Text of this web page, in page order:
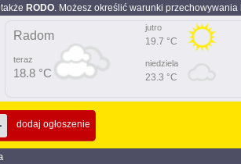
RODO. Możesz określić warunki
Radom
teraz
18.8 °C
jutro
19.7 °C
niedziela
23.3 °C
dodaj ogłoszenie